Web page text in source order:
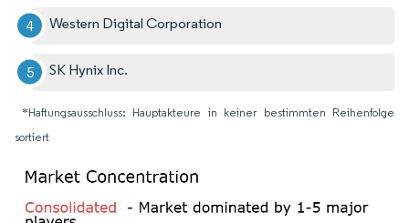
Western Digital Corporation
SK Hynix Inc.
*Haftungsausschluss: Hauptakteure in keiner bestimmten Reihenfolge
sortiert